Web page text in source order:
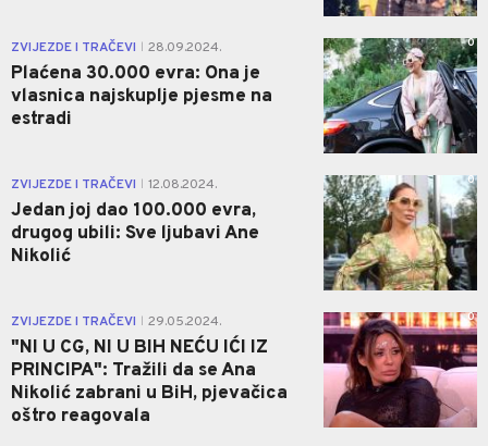
ZVIJEZDE I TRAČEVI 28.09.2024.
Plaćena 30.000 evra: Ona je
vlasnica najskuplje pjesme na
estradi
0
ZVIJEZDE I TRAČEVI 12.08.2024.
Jedan joj dao 100.000 evra,
drugog ubili: Sve ljubavi Ane
Nikolić
0
ZVIJEZDE I TRAČEVI 29.05.2024.
"NI U CG, NI U BIH NEĆU IĆI IZ
PRINCIPA": Tražili da se Ana
Nikolić zabrani u BiH, pjevačica
oštro reagovala
0